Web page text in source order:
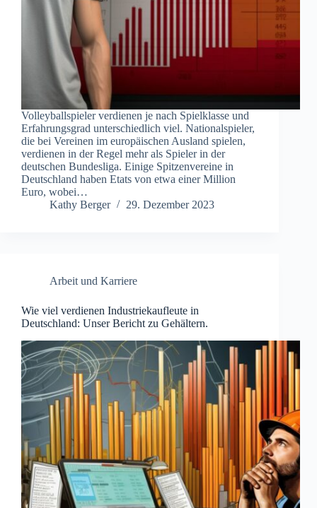
Volleyballspieler verdienen je nach Spielklasse und
Erfahrungsgrad unterschiedlich viel. Nationalspieler,
die bei Vereinen im europäischen Ausland spielen,
verdienen in der Regel mehr als Spieler in der
deutschen Bundesliga. Einige Spitzenvereine in
Deutschland haben Etats von etwa einer Million
Euro, wobei…
Kathy Berger
29. Dezember 2023
Arbeit und Karriere
Wie viel verdienen Industriekaufleute in
Deutschland: Unser Bericht zu Gehältern.